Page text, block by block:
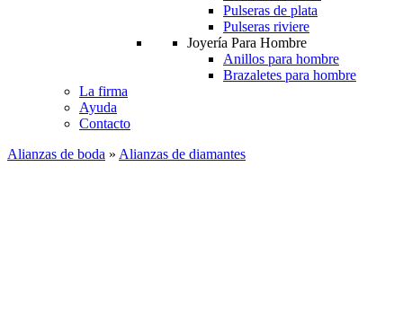
Pulseras de plata
Pulseras riviere
Joyería Para Hombre
Anillos para hombre
Brazaletes para hombre
La firma
Ayuda
Contacto
Alianzas de boda » Alianzas de diamantes